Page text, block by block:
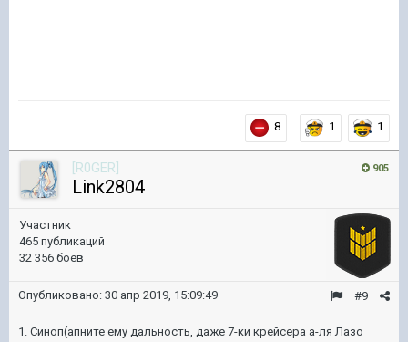
8 1 1
905
[R0GER]
Link2804
Участник
465 публикаций
32 356 боёв
#9
Опубликовано: 30 апр 2019, 15:09:49
1. Синоп(апните ему дальность, даже 7-ки крейсера а-ля Лазо